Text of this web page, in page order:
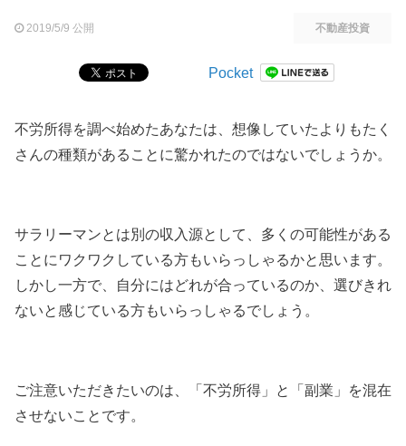
2019/5/9 公開 不動産投資
Pocket
不労所得を調べ始めたあなたは、想像していたよりもたく
さんの種類があることに驚かれたのではないでしょうか。
サラリーマンとは別の収入源として、多くの可能性がある
ことにワクワクしている方もいらっしゃるかと思います。
しかし一方で、自分にはどれが合っているのか、選びきれ
ないと感じている方もいらっしゃるでしょう。
ご注意いただきたいのは、「不労所得」と「副業」を混在
させないことです。